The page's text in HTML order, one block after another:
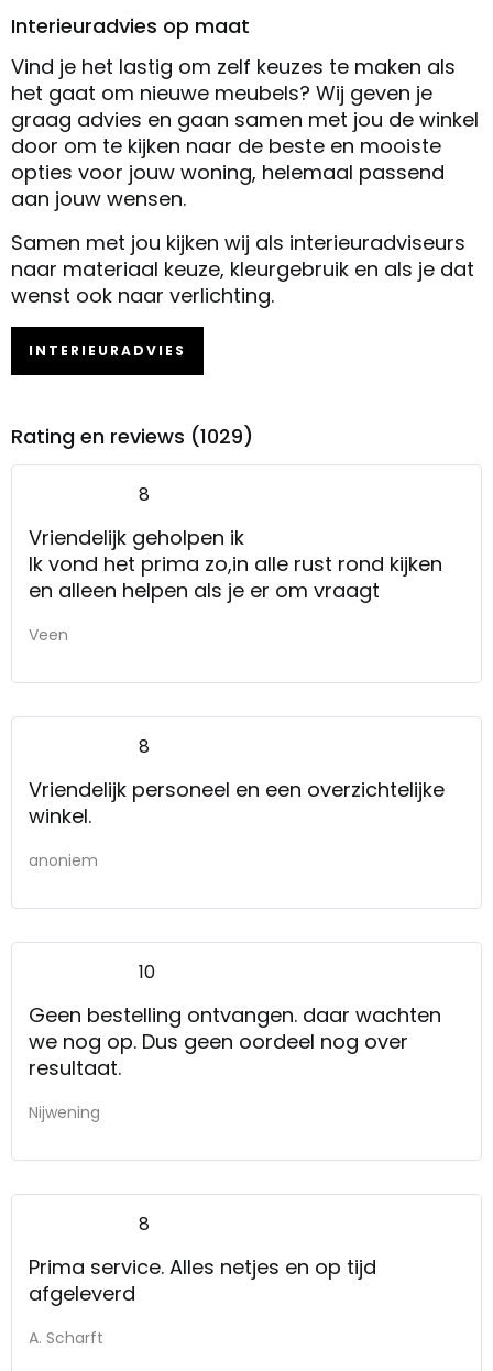
Interieuradvies op maat
Vind je het lastig om zelf keuzes te maken als
het gaat om nieuwe meubels? Wij geven je
graag advies en gaan samen met jou de winkel
door om te kijken naar de beste en mooiste
opties voor jouw woning, helemaal passend
aan jouw wensen.
Samen met jou kijken wij als interieuradviseurs
naar materiaal keuze, kleurgebruik en als je dat
wenst ook naar verlichting.
INTERIEURADVIES
Rating en reviews (1029)
8
Vriendelijk geholpen ik
Ik vond het prima zo,in alle rust rond kijken
en alleen helpen als je er om vraagt
Veen
8
Vriendelijk personeel en een overzichtelijke
winkel.
anoniem
10
Geen bestelling ontvangen. daar wachten
we nog op. Dus geen oordeel nog over
resultaat.
Nijwening
8
Prima service. Alles netjes en op tijd
afgeleverd
A. Scharft